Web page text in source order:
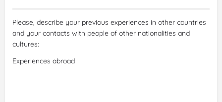
Please, describe your previous experiences in other countries
and your contacts with people of other nationalities and
cultures: